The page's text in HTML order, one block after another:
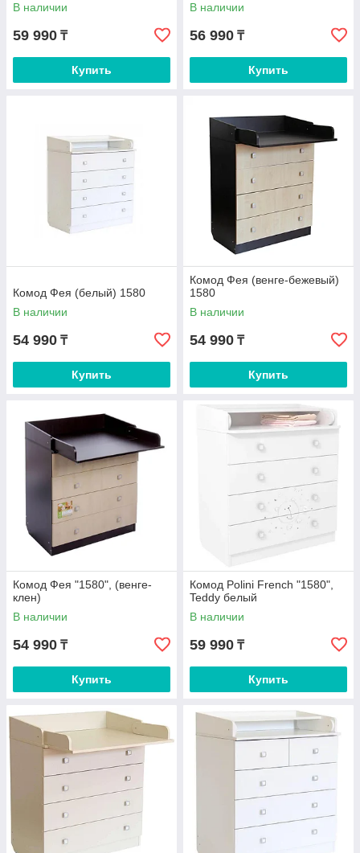
В наличии
59 990 ₸
Купить
В наличии
56 990 ₸
Купить
Комод Фея (белый) 1580
В наличии
54 990 ₸
Купить
Комод Фея (венге-бежевый)
1580
В наличии
54 990 ₸
Купить
Комод Фея "1580", (венге-
клен)
В наличии
54 990 ₸
Купить
Комод Polini French "1580",
Teddy белый
В наличии
59 990 ₸
Купить